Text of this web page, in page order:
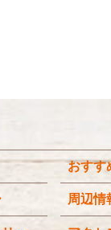
2025年9月(3)
2025年8月(4)
おすす
周辺情